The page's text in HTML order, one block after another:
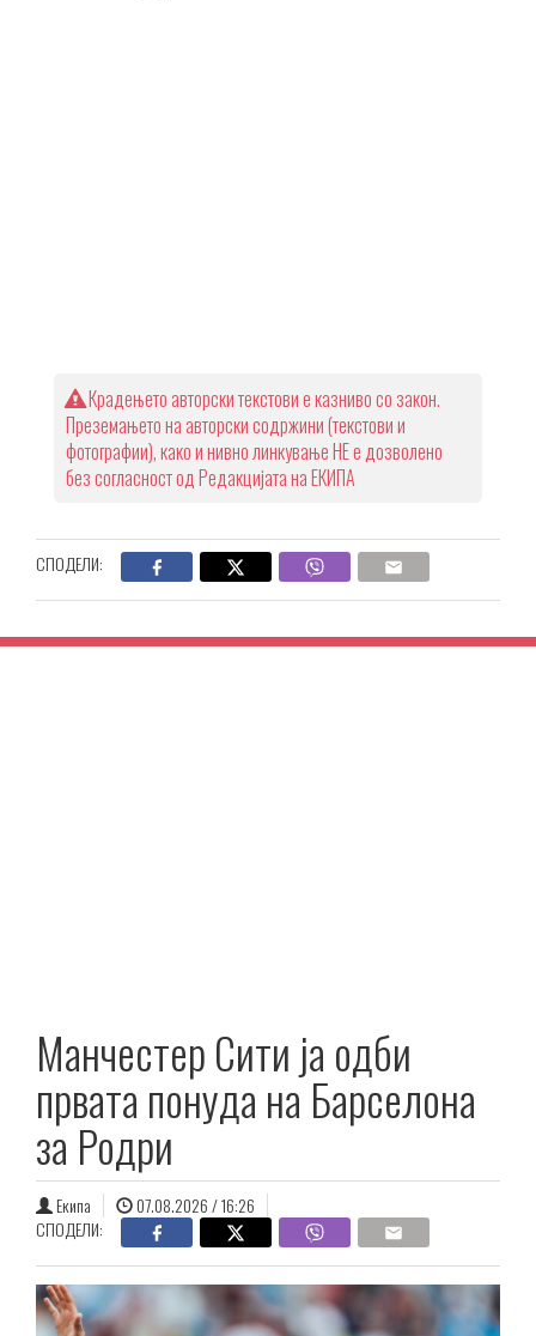
Крадењето авторски текстови е казниво со закон.
Преземањето на авторски содржини (текстови и
фотографии), како и нивно линкување НЕ е дозволено
без согласност од Редакцијата на ЕКИПА
СПОДЕЛИ:
Манчестер Сити ја одби
првата понуда на Барселона
за Родри
Екипа
07.08.2026 / 16:26
СПОДЕЛИ: